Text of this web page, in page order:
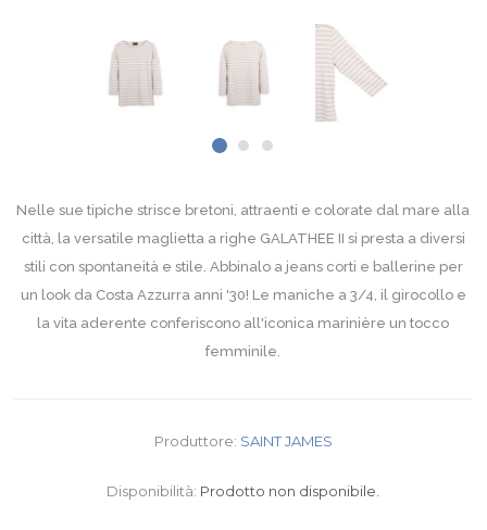
Nelle sue tipiche strisce bretoni, attraenti e colorate dal mare alla
città, la versatile maglietta a righe GALATHEE II si presta a diversi
stili con spontaneità e stile. Abbinalo a jeans corti e ballerine per
un look da Costa Azzurra anni '30! Le maniche a 3/4, il girocollo e
la vita aderente conferiscono all'iconica marinière un tocco
femminile.
Produttore: SAINT JAMES
Disponibilità: Prodotto non disponibile.